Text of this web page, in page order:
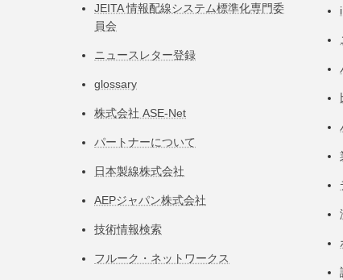
JEITA 情報配線システム標準化専⾨委
員会
ニュースレター登録
glossary
株式会社 ASE-Net
パートナーについて
日本製線株式会社
AEPジャパン株式会社
技術情報検索
フルーク・ネットワークス